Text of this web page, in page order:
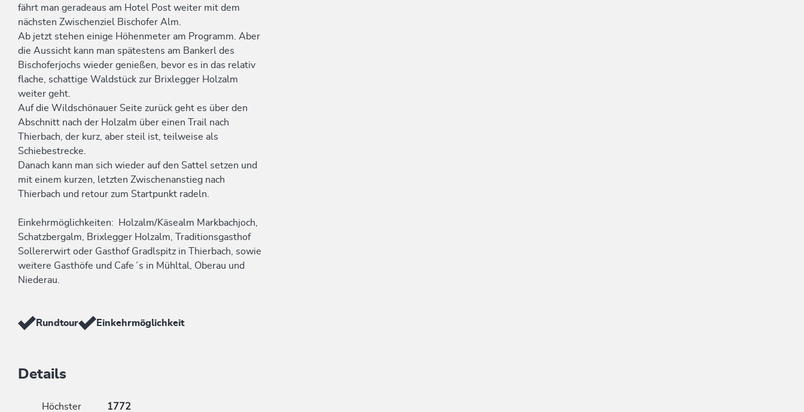
fährt man geradeaus am Hotel Post weiter mit dem
nächsten Zwischenziel Bischofer Alm.
Ab jetzt stehen einige Höhenmeter am Programm. Aber
die Aussicht kann man spätestens am Bankerl des
Bischoferjochs wieder genießen, bevor es in das relativ
flache, schattige Waldstück zur Brixlegger Holzalm
weiter geht.
Auf die Wildschönauer Seite zurück geht es über den
Abschnitt nach der Holzalm über einen Trail nach
Thierbach, der kurz, aber steil ist, teilweise als
Schiebestrecke.
Danach kann man sich wieder auf den Sattel setzen und
mit einem kurzen, letzten Zwischenanstieg nach
Thierbach und retour zum Startpunkt radeln.
Einkehrmöglichkeiten: Holzalm/Käsealm Markbachjoch,
Schatzbergalm, Brixlegger Holzalm, Traditionsgasthof
Sollererwirt oder Gasthof Gradlspitz in Thierbach, sowie
weitere Gasthöfe und Cafe´s in Mühltal, Oberau und
Niederau.
Rundtour Einkehrmöglichkeit
Details
Höchster
1772